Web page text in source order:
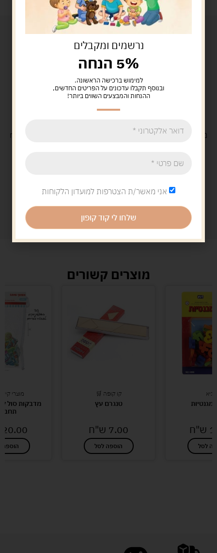
משלוח חינםבקנייה מעל 329 ש"ח
מוצרים קשורים
גיא
מגנטיות
ש"ח
לסל
קו קופה 🛒
טנגרם עץ
7.00 ש"ח
הוספה לסל
מוצרי קיץ
מדבקות סול
20.00
הוספה
נרשמים ומקבלים
5% הנחה
למימוש ברכישה הראשונה.
ובנוסף תקבלו עדכונים על הפריטים החדשים,
ההנחות והמבצעים השווים ביותר!
אני מאשר/ת הצטרפות למועדון הלקוחות
שלחו לי קוד קופון